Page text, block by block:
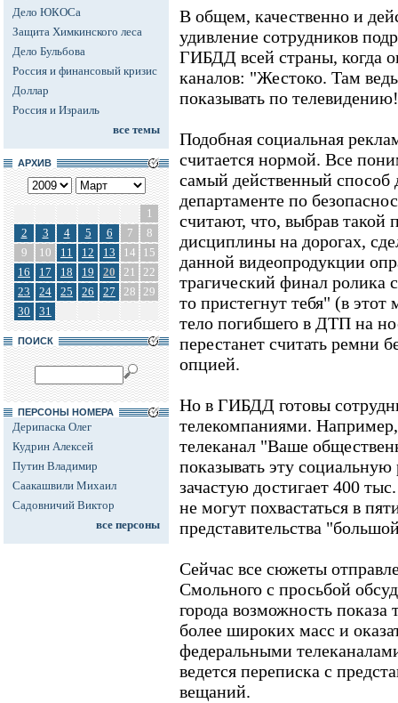
Дело ЮКОСа
Защита Химкинского леса
Дело Бульбова
Россия и финансовый кризис
Доллар
Россия и Израиль
все темы
АРХИВ
1
2
3 4 5 6 7
8
9
10 11 12 13 14
15
16
17 18 19 20 21
22
23
24 25 26 27 28 29
30
31
ПОИСК
ПЕРСОНЫ НОМЕРА
Дерипаска Олег
Кудрин Алексей
Путин Владимир
Саакашвили Михаил
Садовничий Виктор
все персоны
В общем, качественно и
удивление сотрудников
ГИБДД всей страны, когда
каналов: "Жестоко. Там
показывать по
Подобная социальная
считается нормой. Все
самый действенный
департаменте по
считают, что, выбрав такой
дисциплины на дорогах,
данной видеопродукции
трагический финал ролика
то пристегнут тебя" (в
тело погибшего в ДТП на
перестанет считать ремни
опцией.
Но в ГИБДД готовы
телекомпаниями.
телеканал "Ваше
показывать эту
зачастую достигает 400
не могут похвастаться в
представительства
Сейчас все сюжеты
Смольного с просьбой
города возможность показа
более широких масс и
федеральными
ведется переписка с
вещаний.